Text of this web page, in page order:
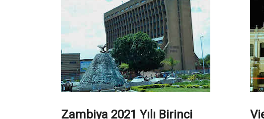
Zambiya 2021 Yılı Birinci